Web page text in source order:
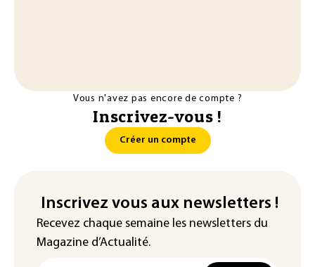
Vous n'avez pas encore de compte ?
Inscrivez-vous !
Créer un compte
Inscrivez vous aux newsletters !
Recevez chaque semaine les newsletters du
Magazine d’Actualité.